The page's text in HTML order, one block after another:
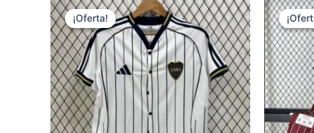
¡Oferta!
¡Oferta!